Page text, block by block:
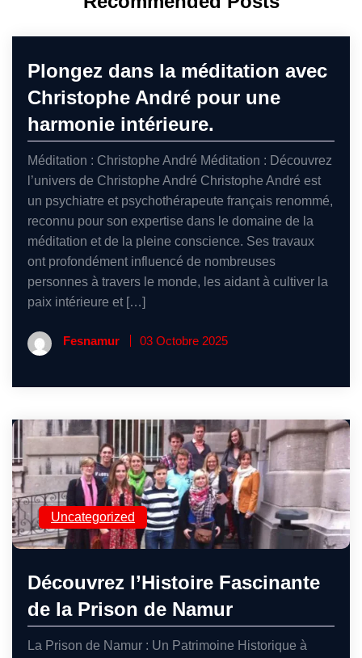
Plongez dans la méditation avec
Christophe André pour une
harmonie intérieure.
Méditation : Christophe André Méditation : Découvrez
l’univers de Christophe André Christophe André est
un psychiatre et psychothérapeute français renommé,
reconnu pour son expertise dans le domaine de la
méditation et de la pleine conscience. Ses travaux
ont profondément influencé de nombreuses
personnes à travers le monde, les aidant à cultiver la
paix intérieure et […]
Fesnamur 03 Octobre 2025
Uncategorized
Découvrez l’Histoire Fascinante
de la Prison de Namur
La Prison de Namur : Un Patrimoine Historique à